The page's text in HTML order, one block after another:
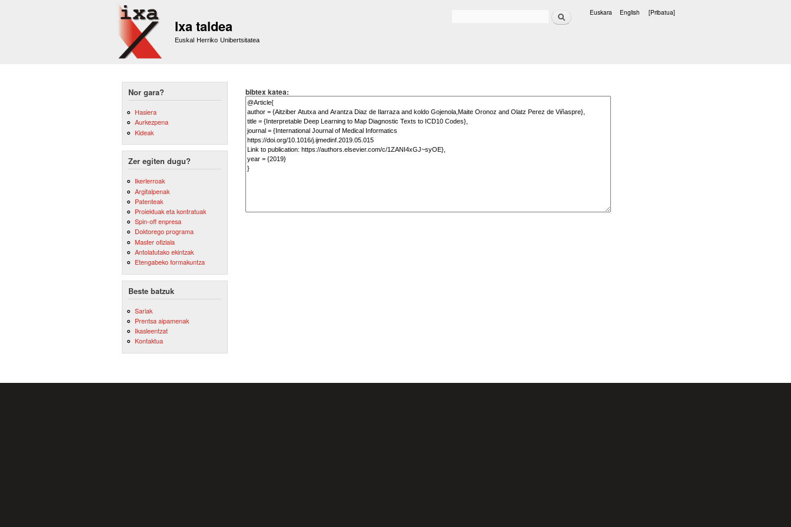
Ixa taldea
Euskal Herriko Unibertsitatea
Bilatu Euskara English [Pribatua]
Nor gara?
Hasiera
Aurkezpena
Kideak
Zer egiten dugu?
Ikerlerroak
Argitalpenak
Patenteak
Proiektuak eta kontratuak
Spin-off enpresa
Doktorego programa
Master ofiziala
Antolatutako ekintzak
Etengabeko formakuntza
Beste batzuk
Sariak
Prentsa aipamenak
Ikasleentzat
Kontaktua
bibtex katea: